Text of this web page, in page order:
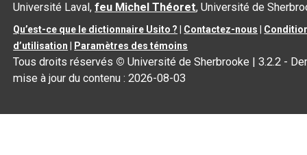
Université Laval,feu Michel Théoret, Université de
Qu’est-ce que le dictionnaire Usito ? Contactez-nous
d’utilisation
Paramètres des témoins
Tous droits réservés © Université de Sherbrooke |3.2.2 -
mise à jour du contenu :2026-08-03